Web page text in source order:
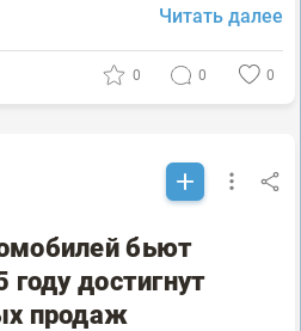
Читать далее
0 0 0
бьют
достигнут
продаж